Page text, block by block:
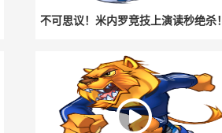
不可思议！米内罗竞技上演读秒绝杀！